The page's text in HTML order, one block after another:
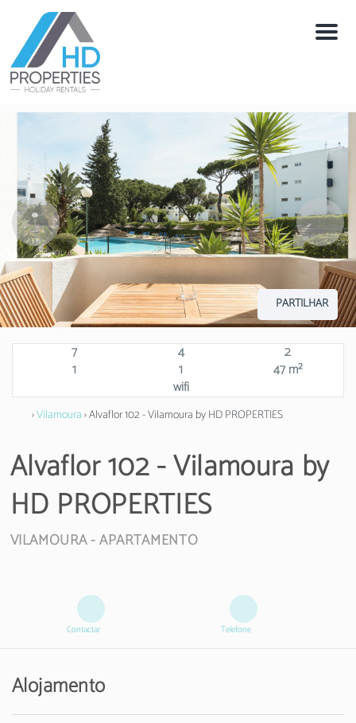
Menú
PARTILHAR
7 4
2
1
1
47 m²
wifi
›Vilamoura› Alvaflor 102 - Vilamoura by HD PROPERTIES
Alvaflor 102 - Vilamoura by
HD PROPERTIES
VILAMOURA -APARTAMENTO
Contactar Telefone
Alojamento